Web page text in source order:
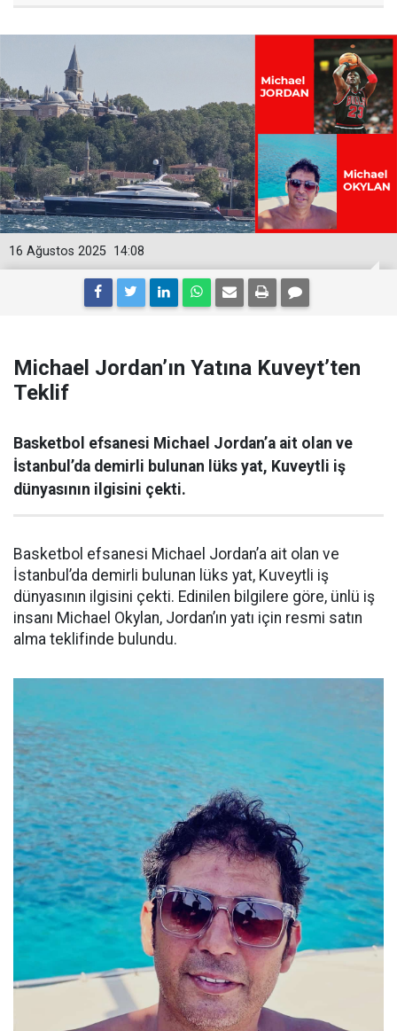
14:08
16 Ağustos 2025
Michael Jordan’ın Yatına Kuveyt’ten
Teklif
Basketbol efsanesi Michael Jordan’a ait olan ve
İstanbul’da demirli bulunan lüks yat, Kuveytli iş
dünyasının ilgisini çekti.
Basketbol efsanesi Michael Jordan’a ait olan ve
İstanbul’da demirli bulunan lüks yat, Kuveytli iş
dünyasının ilgisini çekti. Edinilen bilgilere göre, ünlü iş
insanı Michael Okylan, Jordan’ın yatı için resmi satın
alma teklifinde bulundu.